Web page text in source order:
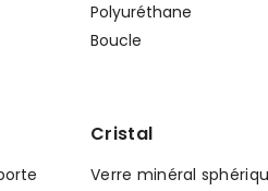
Polyuréthane
Boucle
Cristal
Verre minéral